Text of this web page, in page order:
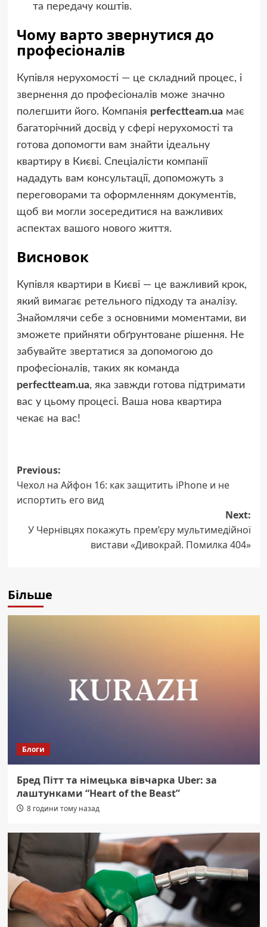
та передачу коштів.
Чому варто звернутися до
професіоналів
Купівля нерухомості — це складний процес, і
звернення до професіоналів може значно
полегшити його. Компанія perfectteam.uaмає
багаторічний досвід у сфері нерухомості та
готова допомогти вам знайти ідеальну
квартиру в Києві. Спеціалісти компанії
нададуть вам консультації, допоможуть з
переговорами та оформленням документів,
щоб ви могли зосередитися на важливих
аспектах вашого нового життя.
Висновок
Купівля квартири в Києві — це важливий крок,
який вимагає ретельного підходу та аналізу.
Знайомлячи себе з основними моментами, ви
зможете прийняти обґрунтоване рішення. Не
забувайте звертатися за допомогою до
професіоналів, таких як команда
perfectteam.ua, яка завжди готова підтримати
вас у цьому процесі. Ваша нова квартира
чекає на вас!
Post
navigation
Previous:
Чехол на Айфон 16: как защитить iPhone и не
испортить его вид
Next:
У Чернівцях покажуть прем’єру мультимедійної
вистави «Дивокрай. Помилка 404»
Більше
Блоги
Бред Пітт та німецька вівчарка Uber: за
лаштунками “Heart of the Beast”
8 години тому назад